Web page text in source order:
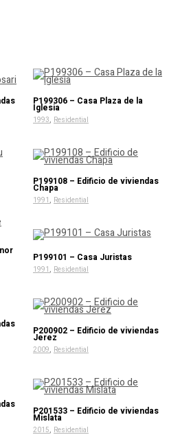
P199306 – Casa Plaza de la
Iglesia
1993, Residential
P199108 – Edificio de viviendas
Chapa
1991, Residential
P199101 – Casa Juristas
1991, Residential
P200902 – Edificio de viviendas
Jerez
2009, Residential
P201533 – Edificio de viviendas
Mislata
2015, Residential